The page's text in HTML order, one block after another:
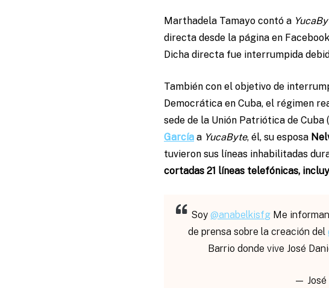
Marthadela Tamayo contó a
directa desde la página en
Dicha directa fue interrumpida
También con el objetivo de
Democrática en Cuba, el régimen
sede de la Unión Patriótica de Cuba
Garcíaa YucaByte, él, su esposa
tuvieron sus líneas inhabilitadas
cortadas 21 líneas telefónicas,
Soy@anabelkisfg Me
de prensa sobre la creación del
Barrio donde vive José
— José